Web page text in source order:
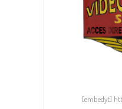
[embedyt]